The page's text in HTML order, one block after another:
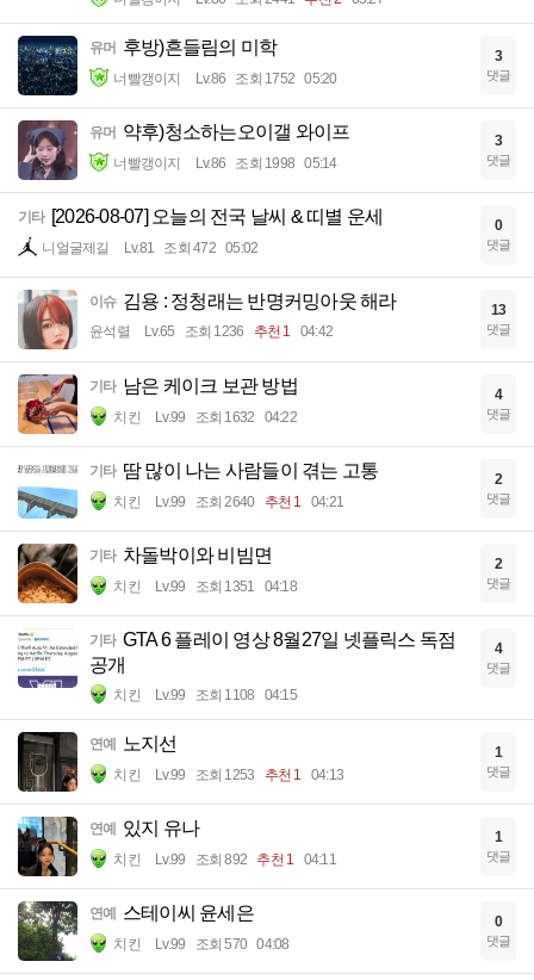
유머 후방)흔들림의 미학
너빨갱이지 Lv.86 조회 1752 05:20
3
댓글
유머 약후)청소하는오이갤 와이프
너빨갱이지 Lv.86 조회 1998 05:14
3
댓글
기타 [2026-08-07] 오늘의 전국 날씨 & 띠별 운세
니얼굴제길 Lv.81 조회 472 05:02
0
댓글
이슈 김용 : 정청래는 반명커밍아웃 해라
윤석렬 Lv.65 조회 1236 추천 1 04:42
13
댓글
기타 남은 케이크 보관 방법
치킨 Lv.99 조회 1632 04:22
4
댓글
기타 땀 많이 나는 사람들이 겪는 고통
치킨 Lv.99 조회 2640 추천 1 04:21
2
댓글
기타 차돌박이와 비빔면
치킨 Lv.99 조회 1351 04:18
2
댓글
기타 GTA 6 플레이 영상 8월27일 넷플릭스 독점
공개
치킨 Lv.99 조회 1108 04:15
4
댓글
연예 노지선
치킨 Lv.99 조회 1253 추천 1 04:13
1
댓글
연예 있지 유나
치킨 Lv.99 조회 892 추천 1 04:11
1
댓글
연예 스테이씨 윤세은
치킨 Lv.99 조회 570 04:08
0
댓글